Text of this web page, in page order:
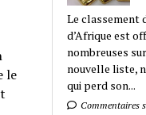
le
Le classement
d’Afrique est
nombreuses
nouvelle liste,
qui perd son...
Commentaires